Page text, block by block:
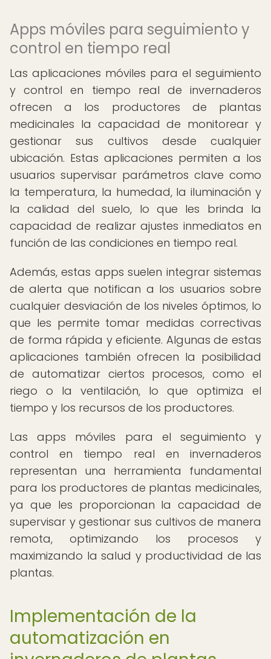
Apps móviles para seguimiento y
control en tiempo real
Las aplicaciones móviles para el seguimiento
y control en tiempo real de invernaderos
ofrecen a los productores de plantas
medicinales la capacidad de monitorear y
gestionar sus cultivos desde cualquier
ubicación. Estas aplicaciones permiten a los
usuarios supervisar parámetros clave como
la temperatura, la humedad, la iluminación y
la calidad del suelo, lo que les brinda la
capacidad de realizar ajustes inmediatos en
función de las condiciones en tiempo real.
Además, estas apps suelen integrar sistemas
de alerta que notifican a los usuarios sobre
cualquier desviación de los niveles óptimos, lo
que les permite tomar medidas correctivas
de forma rápida y eficiente. Algunas de estas
aplicaciones también ofrecen la posibilidad
de automatizar ciertos procesos, como el
riego o la ventilación, lo que optimiza el
tiempo y los recursos de los productores.
Las apps móviles para el seguimiento y
control en tiempo real en invernaderos
representan una herramienta fundamental
para los productores de plantas medicinales,
ya que les proporcionan la capacidad de
supervisar y gestionar sus cultivos de manera
remota, optimizando los procesos y
maximizando la salud y productividad de las
plantas.
Implementación de la
automatización en